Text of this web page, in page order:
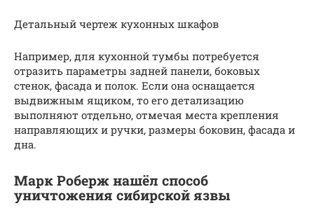
Детальный чертеж кухонных шкафов
Например, для кухонной тумбы потребуется
отразить параметры задней панели, боковых
стенок, фасада и полок. Если она оснащается
выдвижным ящиком, то его детализацию
выполняют отдельно, отмечая места крепления
направляющих и ручки, размеры боковин, фасада и
дна.
Марк Роберж нашёл способ
уничтожения сибирской язвы